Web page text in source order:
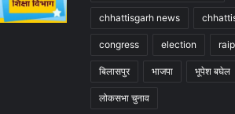
chhattisgarh news
congress election
बिलासपुर भाजपा भूपेश बघेल
लोकसभा चुनाव